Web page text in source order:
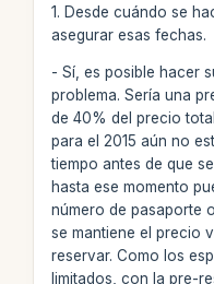
1. Desde cuándo se
asegurar esas fechas.
- Sí, es posible hacer
problema. Sería una
de 40% del precio
para el 2015 aún no
tiempo antes de que
hasta ese momento
número de pasaporte
se mantiene el precio
reservar. Como los
limitados, con la pre-